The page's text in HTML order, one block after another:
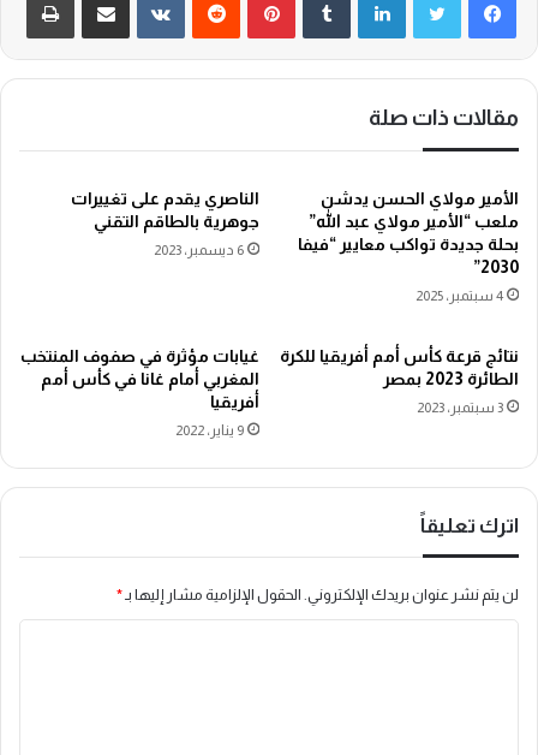
مقالات ذات صلة
الأمير مولاي الحسن يدشن
ملعب “الأمير مولاي عبد الله”
بحلة جديدة تواكب معايير “فيفا
2030”
4 سبتمبر، 2025
الناصري يقدم على تغييرات
جوهرية بالطاقم التقني
6 ديسمبر، 2023
نتائج قرعة كأس أمم أفريقيا للكرة
الطائرة 2023 بمصر
3 سبتمبر، 2023
غيابات مؤثرة في صفوف المنتخب
المغربي أمام غانا في كأس أمم
أفريقيا
9 يناير، 2022
اترك تعليقاً
لن يتم نشر عنوان بريدك الإلكتروني. الحقول الإلزامية مشار إليها بـ*